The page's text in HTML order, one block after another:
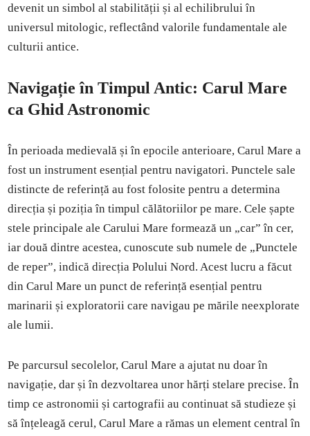
devenit un simbol al stabilității și al echilibrului în
universul mitologic, reflectând valorile fundamentale ale
culturii antice.
Navigație în Timpul Antic: Carul Mare
ca Ghid Astronomic
În perioada medievală și în epocile anterioare, Carul Mare a
fost un instrument esențial pentru navigatori. Punctele sale
distincte de referință au fost folosite pentru a determina
direcția și poziția în timpul călătoriilor pe mare. Cele șapte
stele principale ale Carului Mare formează un „car” în cer,
iar două dintre acestea, cunoscute sub numele de „Punctele
de reper”, indică direcția Polului Nord. Acest lucru a făcut
din Carul Mare un punct de referință esențial pentru
marinarii și exploratorii care navigau pe mările neexplorate
ale lumii.
Pe parcursul secolelor, Carul Mare a ajutat nu doar în
navigație, dar și în dezvoltarea unor hărți stelare precise. În
timp ce astronomii și cartografii au continuat să studieze și
să înțeleagă cerul, Carul Mare a rămas un element central în